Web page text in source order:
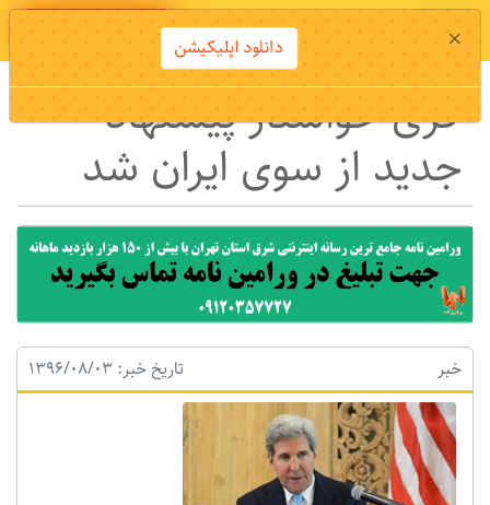
دانلود اپلیکیشن
کری خواستار پیشنهاد
جدید از سوی ایران شد
خبر تاریخ خبر: 1396/08/03
× دانلود اپلیکیشن